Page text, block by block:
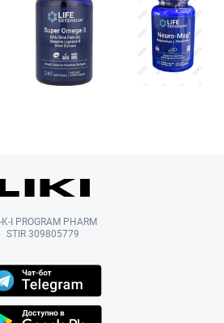
K-I PROGRAM PHARM
STIR 309805779